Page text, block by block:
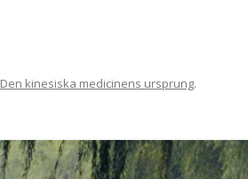
Den kinesiska medicinens ursprung.